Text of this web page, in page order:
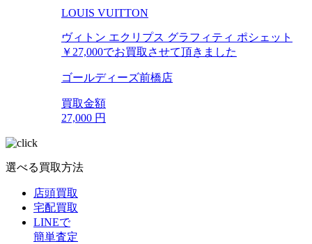
LOUIS VUITTON
ヴィトン エクリプス グラフィティ ポシェット
￥27,000でお買取させて頂きました
ゴールディーズ前橋店
買取金額
27,000 円
選べる買取方法
店頭買取
宅配買取
LINEで
簡単査定